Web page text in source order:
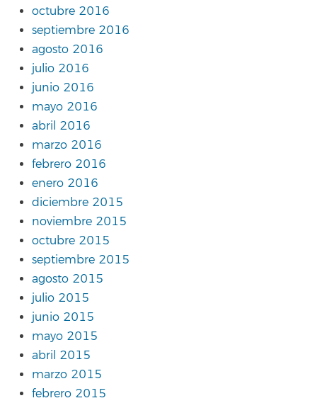
octubre 2016
septiembre 2016
agosto 2016
julio 2016
junio 2016
mayo 2016
abril 2016
marzo 2016
febrero 2016
enero 2016
diciembre 2015
noviembre 2015
octubre 2015
septiembre 2015
agosto 2015
julio 2015
junio 2015
mayo 2015
abril 2015
marzo 2015
febrero 2015